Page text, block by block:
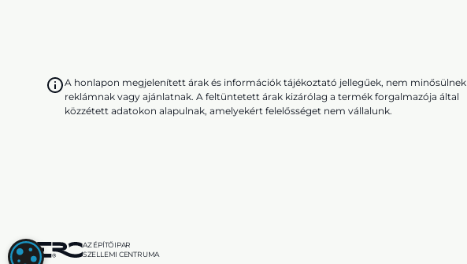
A honlapon megjelenített árak és információk tájékoztató jellegűek, nem minősülnek
reklámnak vagy ajánlatnak. A feltüntetett árak kizárólag a termék forgalmazója által
közzétett adatokon alapulnak, amelyekért felelősséget nem vállalunk.
AZ ÉPÍTŐIPAR
SZELLEMI CENTRUMA
SÜTI (COOKIE) BEÁLLÍTÁSOK